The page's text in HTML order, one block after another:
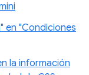
en "Condiciones
la información